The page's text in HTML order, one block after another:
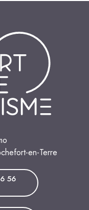
en-Terre
56